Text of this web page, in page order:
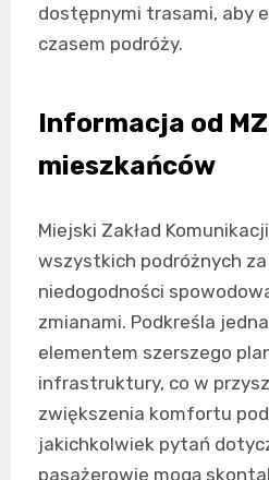
dostępnymi trasami, aby
czasem podróży.
Informacja od
mieszkańców
Miejski Zakład
wszystkich podróżnych
niedogodności
zmianami. Podkreśla
elementem szerszego
infrastruktury, co w
zwiększenia komfortu
jakichkolwiek pytań
pasażerowie mogą